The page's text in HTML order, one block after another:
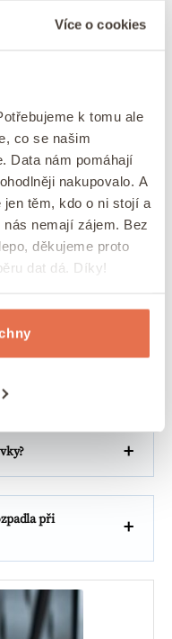
Více o cookies
k tomu ale
co se našim
Data nám pomáhají
nakupovalo. A
těm, kdo o ni stojí a
nemají zájem. Bez
děkujeme proto
dat dá. Díky!
peče?
do receptu?
při